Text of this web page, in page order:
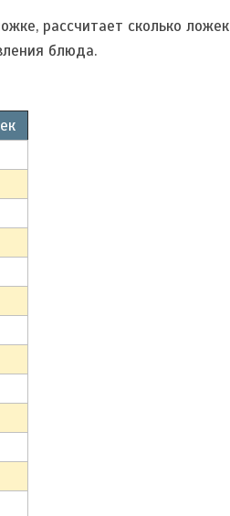
рассчитает сколько ложек
блюда.